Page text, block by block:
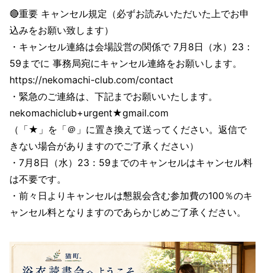
🔴重要 キャンセル規定（必ずお読みいただいた上でお申
込みをお願い致します）
・キャンセル連絡は会場設営の関係で 7月8日（水）23：
59までに 事務局宛にキャンセル連絡をお願いします。
https://nekomachi-club.com/contact
・緊急のご連絡は、下記までお願いいたします。
nekomachiclub+urgent★gmail.com
（「★」を「＠」に置き換えて送ってください。返信で
きない場合がありますのでご了承ください）
・7月8日（水）23：59までのキャンセルはキャンセル料
は不要です。
・前々日よりキャンセルは懇親会含む参加費の100％のキ
ャンセル料となりますのであらかじめご了承ください。